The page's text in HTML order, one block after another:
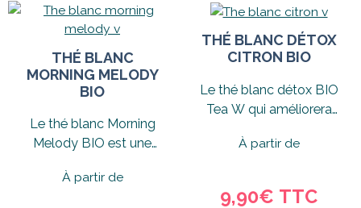
THÉ BLANC
MORNING MELODY
BIO
Le thé blanc Morning
Melody BIO est une
thé vert fleurie.
À partir de
THÉ BLANC DÉTOX
CITRON BIO
Le thé blanc détox BIO
Tea W qui améliorera
À partir de
9,90€ TTC